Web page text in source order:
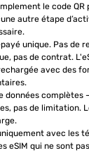
le code
autre étape
unique. Pas de
pas de contrat.
avec des
données complètes
pas de limitation.
avec les
eSIM qui ne sont